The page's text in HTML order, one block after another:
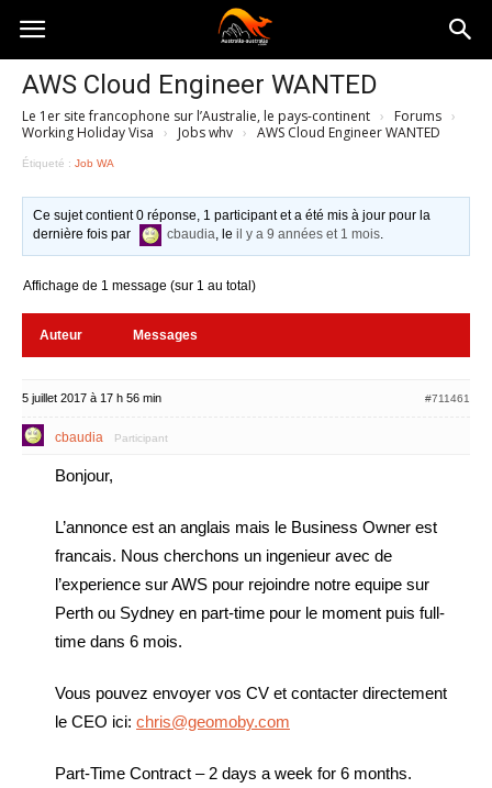
Australia-
australie.com
AWS Cloud Engineer WANTED
Le 1er site francophone sur l’Australie, le pays-continent › Forums ›
Working Holiday Visa › Jobs whv › AWS Cloud Engineer WANTED
Étiqueté : Job WA
Ce sujet contient 0 réponse, 1 participant et a été mis à jour pour la
dernière fois par
cbaudia, leil y a 9 années et 1 mois.
Affichage de 1 message (sur 1 au total)
Auteur Messages
5 juillet 2017 à 17 h 56 min #711461
cbaudia Participant
Bonjour,
L’annonce est an anglais mais le Business Owner est
francais. Nous cherchons un ingenieur avec de
l’experience sur AWS pour rejoindre notre equipe sur
Perth ou Sydney en part-time pour le moment puis full-
time dans 6 mois.
Vous pouvez envoyer vos CV et contacter directement
le CEO ici: chris@geomoby.com
Part-Time Contract – 2 days a week for 6 months.